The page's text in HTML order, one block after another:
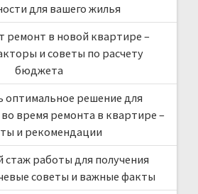
для вашего жилья
ремонт в новой квартире –
и советы по расчету
бюджета
оптимальное решение для
время ремонта в квартире –
и рекомендации
работы для получения
советы и важные факты